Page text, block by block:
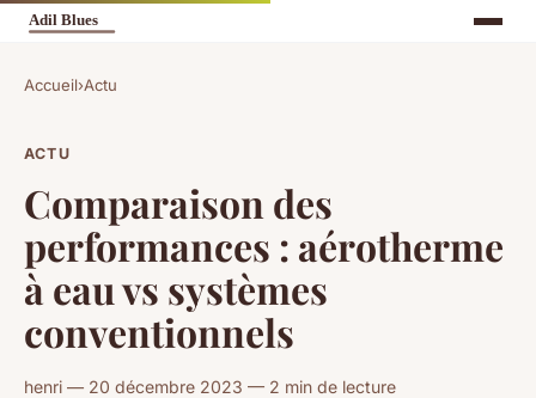
Accueil›Actu
ACTU
Comparaison des
performances : aérotherme
à eau vs systèmes
conventionnels
henri — 20 décembre 2023 — 2 min de lecture